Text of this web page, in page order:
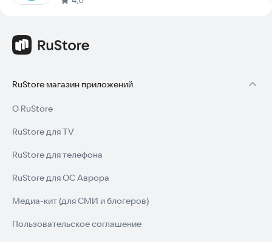
RuStore магазин приложений
О RuStore
RuStore для TV
RuStore для телефона
RuStore для ОС Аврора
Медиа-кит (для СМИ и блогеров)
Пользовательское соглашение